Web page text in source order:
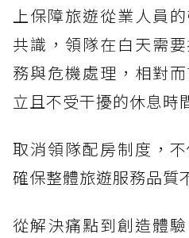
上保障旅遊從業人員
共識，領隊在白天需
務與危機處理，相對
立且不受干擾的休息時
取消領隊配房制度，
確保整體旅遊服務品質
從解決痛點到創造體